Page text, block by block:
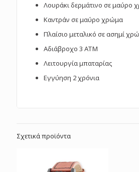
Λουράκι δερμάτινο σε μαύρο
Καντράν σε μαύρο χρώμα
Πλαίσιο μεταλικό σε ασημί
Αδιάβροχο 3 ΑΤΜ
Λειτουργία μπαταρίας
Εγγύηση 2 χρόνια
Σχετικά προϊόντα